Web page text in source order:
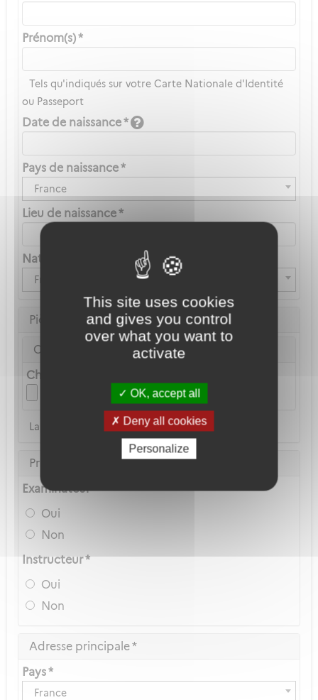
This site uses cookies
and gives you control
over what you want to
activate
OK, accept all
Deny all cookies
Personalize
Prénom(s) *
Tels qu'indiqués sur votre Carte Nationale d'Identité
ou Passeport
Date de naissance *
Pays de naissance *
France
Lieu de naissance *
Nationalité *
Française
Pièce d'identité
Carte Nationale d'Identité ou Passeport *
Choix du fichier
La copie du permis de conduire n'est pas acceptée
Privilèges Navigant
Examinateur *
Oui
Non
Instructeur *
Oui
Non
Adresse principale *
Pays *
France